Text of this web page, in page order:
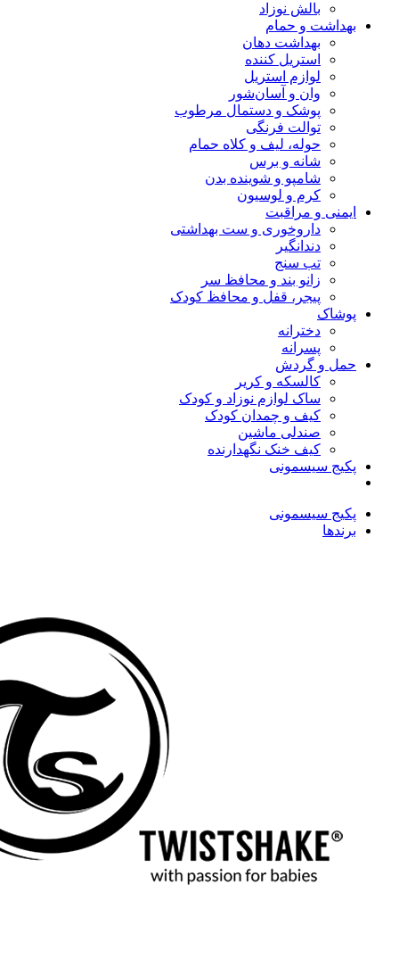
بالش نوزاد
بهداشت و حمام
بهداشت دهان
استریل کننده
لوازم استریل
وان و آسان‌شور
پوشک و دستمال مرطوب
توالت فرنگی
حوله، لیف و کلاه حمام
شانه و برس
شامپو و شوینده بدن
کرم و لوسیون
ایمنی و مراقبت
داروخوری و ست بهداشتی
دندانگیر
تب‌ سنج
زانو بند و محافظ سر
پیجر، قفل و محافظ کودک
پوشاک
دخترانه
پسرانه
حمل و گردش
کالسکه و کریر
ساک لوازم نوزاد و کودک
کیف و چمدان کودک
صندلی ماشین
کیف خنک نگهدارنده
پکیج سیسمونی
پکیج سیسمونی
برندها